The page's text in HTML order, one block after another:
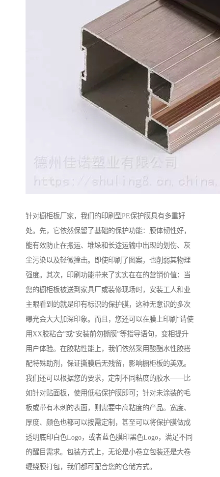
针对橱柜板厂家，我们的印刷型PE保护膜具有多重好
处。先，它依然保留了基础的保护功能：膜体韧性好，
能有效防止在搬运、堆垛和长途运输中出现的划伤、灰
尘污染以及轻微撞击。即使印刷了图案，也削弱其物理
强度。其次，印刷功能带来了实实在在的营销价值：当
您的橱柜板被送到家具厂或装修现场时，安装工人和业
主眼看到的就是印有标识的保护膜，这种无意识的多次
曝光会大大加深印象。而且，您还可以在膜上印刷“请使
用XX胶粘合”或“安装前勿撕膜”等指导语句，变相提升
用户体验。在胶粘性能上，我们依然采用酸酯水性胶搭
配特殊助剂，保证撕膜后无残留，影响橱柜板的美观。
我们还可以根据您的要求，定制不同粘度的胶水——比
如针对贴面板，使用低粘保护膜即可；针对未涂装的毛
板或带有木刺的表面，则需要中高粘度的产品。宽度、
厚度、颜色也都可以按需定制，甚至可以将保护膜做成
透明底印白色Logo，或者蓝色膜印黑色Logo，满足不同
的醒目需求。包装方式上，无论是小卷立包装还是大卷
缠绕膜打包，我们都可配合您的仓储方式。